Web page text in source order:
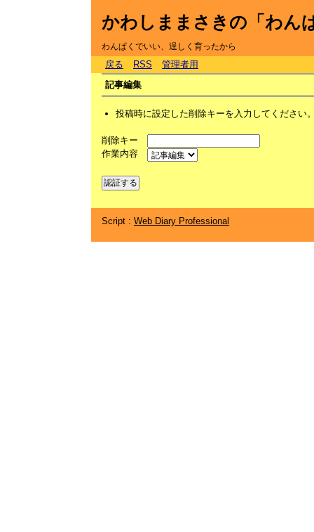
かわしままさきの「わん
わんぱくでいい、逞しく育ったから
戻る RSS
管理者用
記事編集
投稿時に設定した削除キーを入力してください
削除キー
作業内容
Script : Web Diary Professional